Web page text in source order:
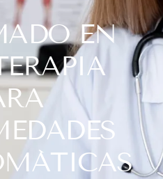
EN